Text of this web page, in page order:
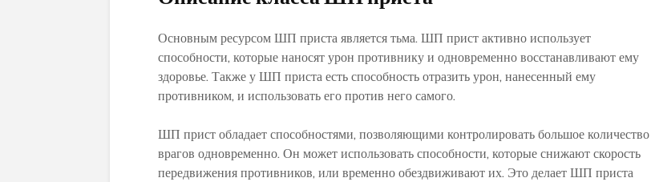
Основным ресурсом ШП приста является тьма. ШП прист активно использует
способности, которые наносят урон противнику и одновременно восстанавливают ему
здоровье. Также у ШП приста есть способность отразить урон, нанесенный ему
противником, и использовать его против него самого.
ШП прист обладает способностями, позволяющими контролировать большое количество
врагов одновременно. Он может использовать способности, которые снижают скорость
передвижения противников, или временно обездвиживают их. Это делает ШП приста